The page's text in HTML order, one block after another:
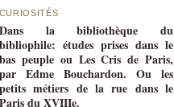
CURIOSITÉS
Dans la bibliothèque du
bibliophile: études prises dans le
bas peuple ou Les Cris de Paris,
par Edme Bouchardon. Ou les
petits métiers de la rue dans le
Paris du XVIIIe.